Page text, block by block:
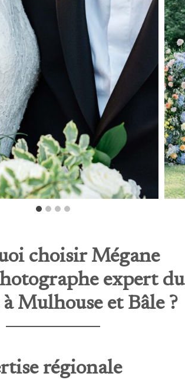
choisir Mégane
expert du
Mulhouse et Bâle ?
régionale